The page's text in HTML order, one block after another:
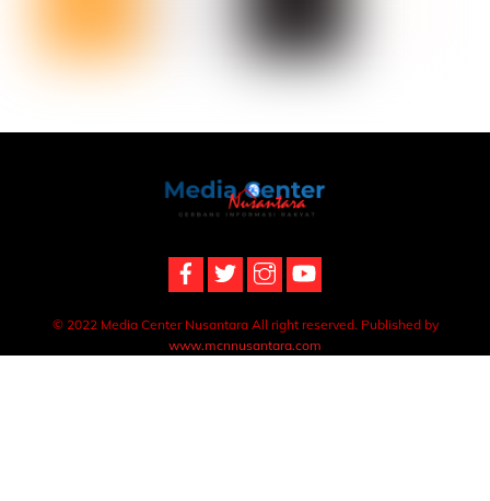
Back
To
© 2022 Media Center Nusantara All right reserved. Published by
www.mcnnusantara.com